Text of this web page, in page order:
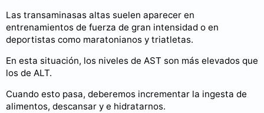
Las transaminasas altas suelen aparecer en
entrenamientos de fuerza de gran intensidad o en
deportistas como maratonianos y triatletas.
En esta situación, los niveles de AST son más elevados que
los de ALT.
Cuando esto pasa, deberemos incrementar la ingesta de
alimentos, descansar y e hidratarnos.